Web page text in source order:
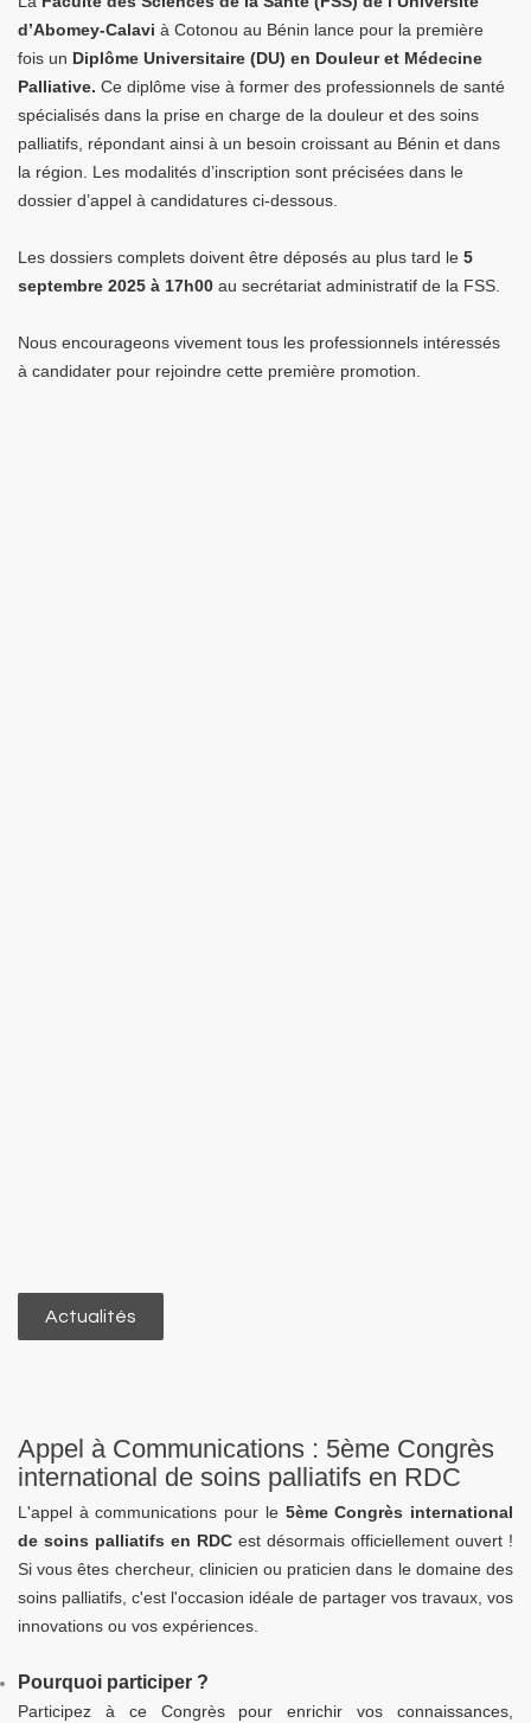
d’Abomey-Calavi à Cotonou au Bénin lance pour la première
fois un Diplôme Universitaire (DU) en Douleur et Médecine
Palliative. Ce diplôme vise à former des professionnels de santé
spécialisés dans la prise en charge de la douleur et des soins
palliatifs, répondant ainsi à un besoin croissant au Bénin et dans
la région. Les modalités d’inscription sont précisées dans le
dossier d’appel à candidatures ci-dessous.
Les dossiers complets doivent être déposés au plus tard le 5
septembre 2025 à 17h00 au secrétariat administratif de la FSS.
Nous encourageons vivement tous les professionnels intéressés
à candidater pour rejoindre cette première promotion.
Actualités
Appel à Communications : 5ème Congrès
international de soins palliatifs en RDC
L'appel à communications pour le 5ème Congrès international
de soins palliatifs en RDC est désormais officiellement ouvert !
Si vous êtes chercheur, clinicien ou praticien dans le domaine des
soins palliatifs, c'est l'occasion idéale de partager vos travaux, vos
innovations ou vos expériences.
Pourquoi participer ?
Participez à ce Congrès pour enrichir vos connaissances,